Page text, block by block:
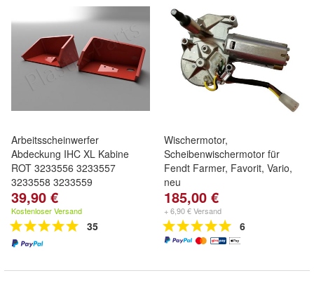
Arbeitsscheinwerfer
Abdeckung IHC XL Kabine
ROT 3233556 3233557
3233558 3233559
39,90 €
Kostenloser Versand
35
Wischermotor,
Scheibenwischermotor für
Fendt Farmer, Favorit, Vario,
neu
185,00 €
+ 6,90 € Versand
6